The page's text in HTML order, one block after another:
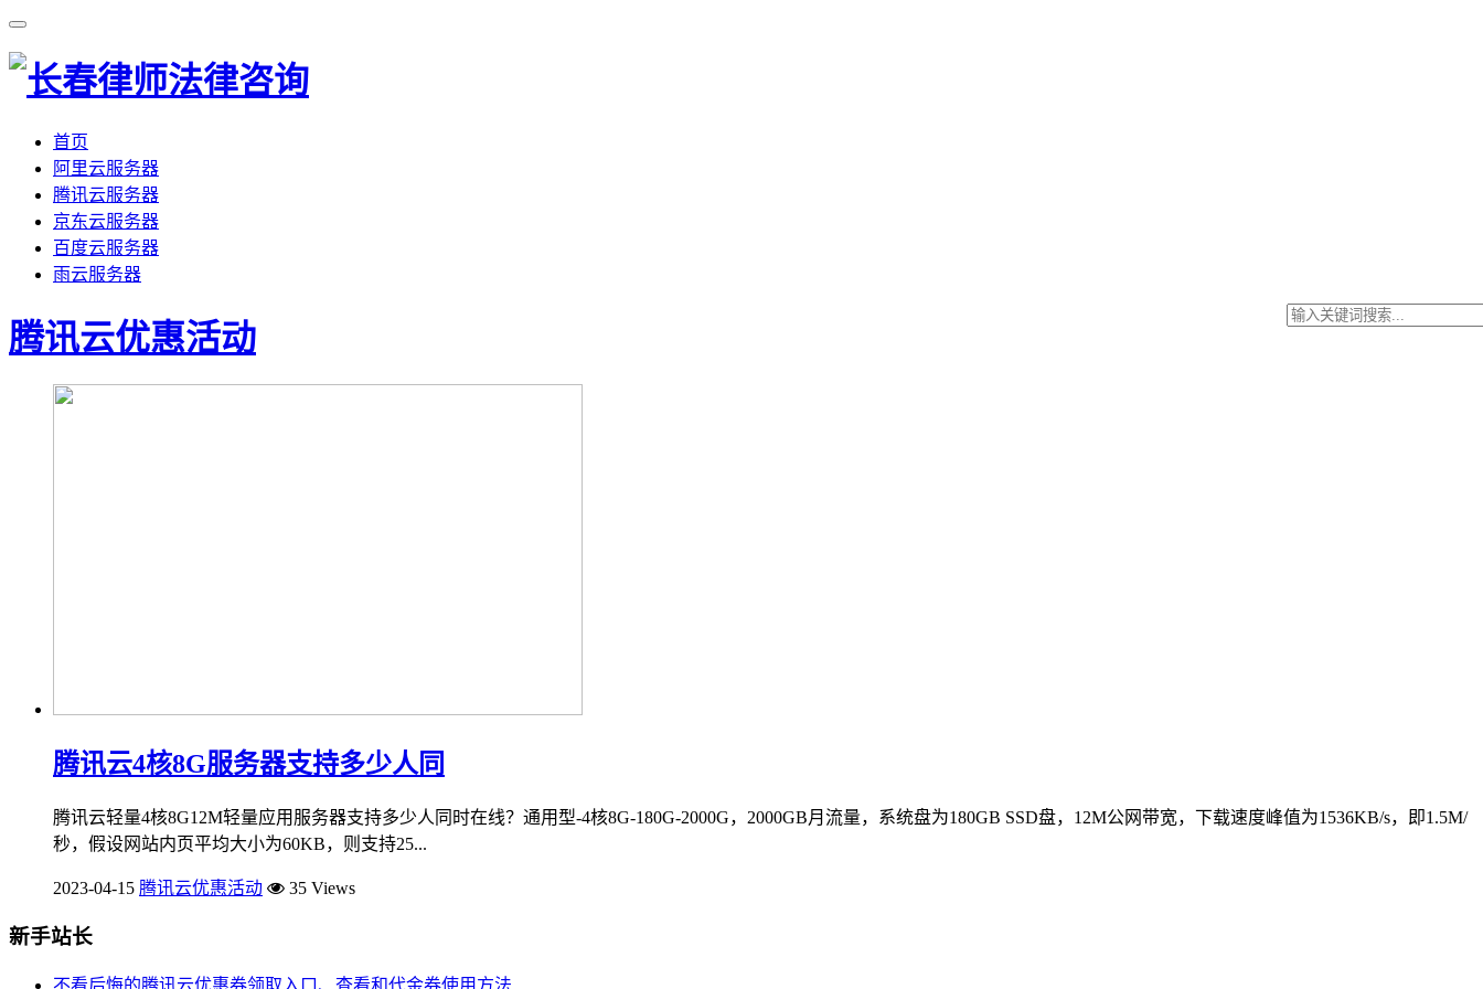
首页
阿里云服务器
腾讯云服务器
京东云服务器
百度云服务器
雨云服务器
腾讯云优惠活动
腾讯云4核8G服务器支持多少人同
腾讯云轻量4核8G12M轻量应用服务器支持多少人同时在线？通用型-4核8G-180G-2000G，2000GB月流量，系统盘为180GB SSD盘，12M公网带宽，下载速度峰值为1536KB/s，即1.5M/
秒，假设网站内页平均大小为60KB，则支持25...
2023-04-15 腾讯云优惠活动 35 Views
新手站长
不看后悔的腾讯云优惠券领取入口、查看和代金券使用方法